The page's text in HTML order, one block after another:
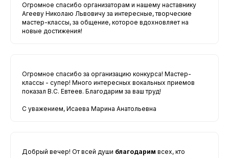
Огромное спасибо организаторам и нашему наставнику
Агееву Николаю Львовичу за интересные, творческие
мастер-классы, за общение, которое вдохновляет на
новые достижения!
Огромное спасибо за организацию конкурса! Мастер-
классы - супер! Много интересных вокальных приемов
показал В.С. Евтеев. Благодарим за ваш труд!
С уважением, Исаева Марина Анатольевна
Добрый вечер! От всей души благодарим всех, кто